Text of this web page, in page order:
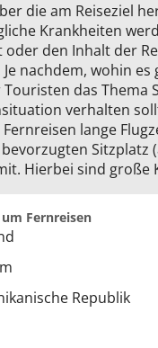
die am Reiseziel
Krankheiten
den Inhalt der
nachdem, wohin
das Thema
verhalten
Fernreisen lange
Hierbei sind
Fernreisen
Republik